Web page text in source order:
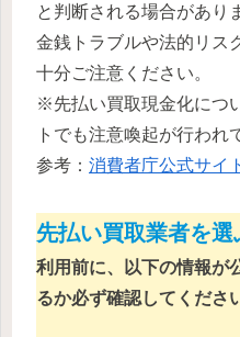
と判断される場合があり
金銭トラブルや法的リス
十分ご注意ください。
※先払い買取現金化につ
トでも注意喚起が行われ
参考： 消費者庁公式サイ
先払い買取業者を
利用前に、以下の情報が
るか必ず確認してくださ